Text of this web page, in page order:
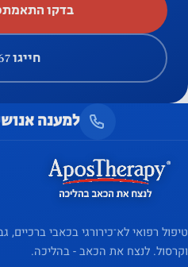
בדקו
חייגו ‎*2767
למענה
טיפול רפואי לא־כירורגי בכאבי ברכיים,
וקרסול. לנצח את הכאב - בהליכה.